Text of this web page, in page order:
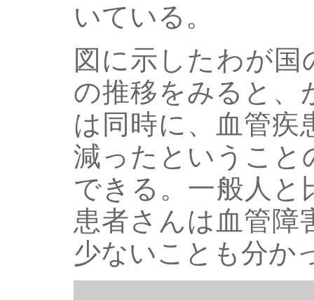
いている。
図に示したわが
の推移をみると、
は同時に、血管疾
減ったということ
できる。一般人と
患者さんは血管障
少ないことも分か